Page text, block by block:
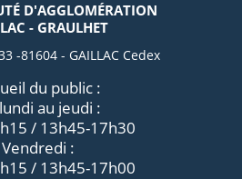
D'AGGLOMÉRATION
- GRAULHET
-81604 - GAILLAC Cedex
du public :
au jeudi :
/ 13h45-17h30
Vendredi :
/ 13h45-17h00